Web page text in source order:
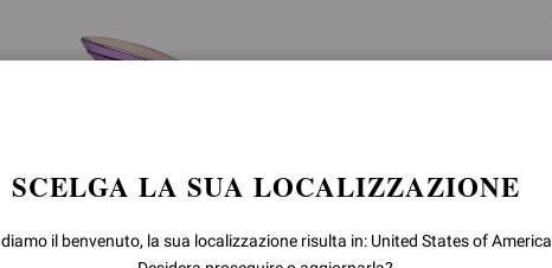
SOFIA MULE 70
SCELGA LA SUA LOCALIZZAZIONE
il benvenuto, la sua localizzazione risulta in: United States of America